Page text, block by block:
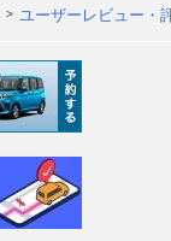
ユーザーレビュー・